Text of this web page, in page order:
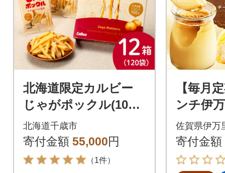
北海道限定カルビー
じゃがポックル(10袋
入り12箱)
北海道千歳市
寄付金額 55,000円
（1件）
【毎月
ンチ伊
定期便
佐賀県伊万
寄付金額